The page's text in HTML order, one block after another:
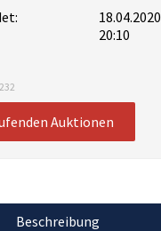
18.04.2020
20:10
Auktionen
Beschreibung